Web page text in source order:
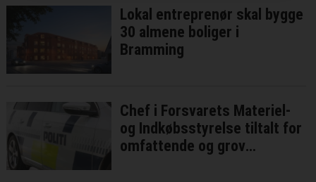
Lokal entreprenør skal bygge
30 almene boliger i
Bramming
Chef i Forsvarets Materiel-
og Indkøbsstyrelse tiltalt for
omfattende og grov